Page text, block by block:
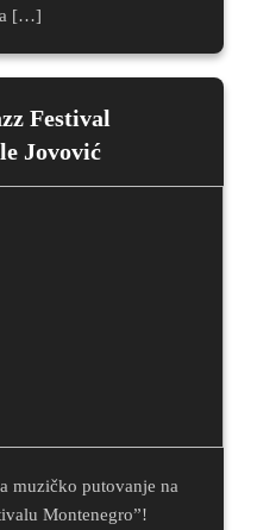
[…]
Festival
Jovović
muzičko putovanje na
Montenegro”!